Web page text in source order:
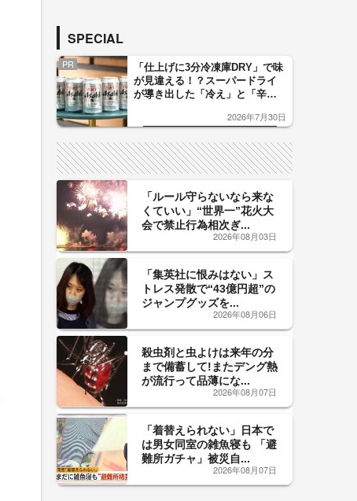
SPECIAL
PR
「仕上げに3分冷凍庫DRY」で味
が見違える！？スーパードライ
が導き出した「冷え」と「辛
した「辛口カーブ」が飲み頃の
2026年7月30日
「ルール守らないなら来な
くていい」“世界一”花火大
会で禁止行為相次ぎ...
2026年08月03日
「集英社に恨みはない」ス
トレス発散で“43億円超”の
ジャンプグッズを...
2026年08月06日
殺虫剤と虫よけは来年の分
まで備蓄して!またデング熱
が流行って品薄にな...
2026年08月07日
「着替えられない」日本で
は男女同室の雑魚寝も 「避
難所ガチャ」被災自...
2026年08月07日